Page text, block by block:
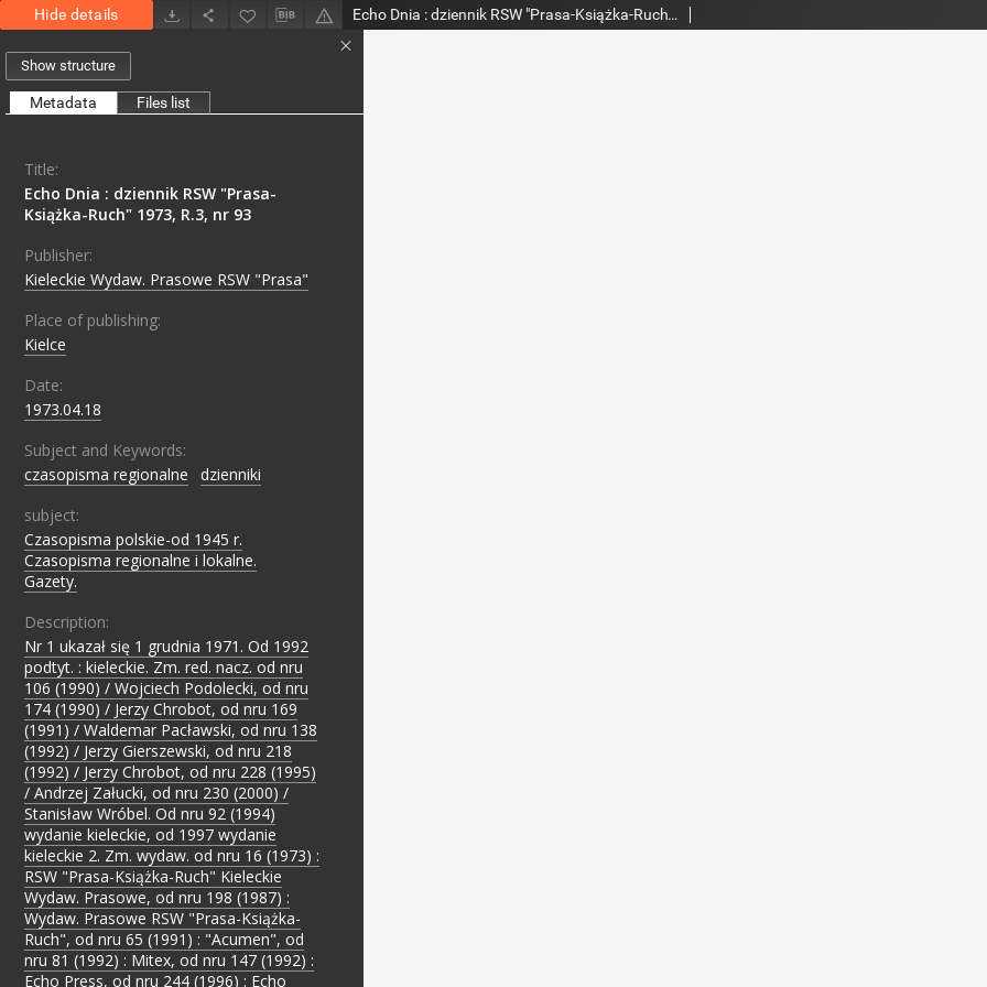
Hide details Echo Dnia : dziennik RSW "Prasa-Książka-Ruch" 1973, R.3, nr 93
Show structure
Metadata Files list
Title:
Echo Dnia : dziennik RSW "Prasa-
Książka-Ruch" 1973, R.3, nr 93
Publisher:
Kieleckie Wydaw. Prasowe RSW "Prasa"
Place of publishing:
Kielce
Date:
1973.04.18
Subject and Keywords:
czasopisma regionalne
dzienniki
subject:
Czasopisma polskie-od 1945 r.
Czasopisma regionalne i lokalne.
Gazety.
Description:
Nr 1 ukazał się 1 grudnia 1971. Od 1992
podtyt. : kieleckie. Zm. red. nacz. od nru
106 (1990) / Wojciech Podolecki, od nru
174 (1990) / Jerzy Chrobot, od nru 169
(1991) / Waldemar Pacławski, od nru 138
(1992) / Jerzy Gierszewski, od nru 218
(1992) / Jerzy Chrobot, od nru 228 (1995)
/ Andrzej Załucki, od nru 230 (2000) /
Stanisław Wróbel. Od nru 92 (1994)
wydanie kieleckie, od 1997 wydanie
kieleckie 2. Zm. wydaw. od nru 16 (1973) :
RSW "Prasa-Książka-Ruch" Kieleckie
Wydaw. Prasowe, od nru 198 (1987) :
Wydaw. Prasowe RSW "Prasa-Książka-
Ruch", od nru 65 (1991) : "Acumen", od
nru 81 (1992) : Mitex, od nru 147 (1992) :
Echo Press, od nru 244 (1996) : Echo